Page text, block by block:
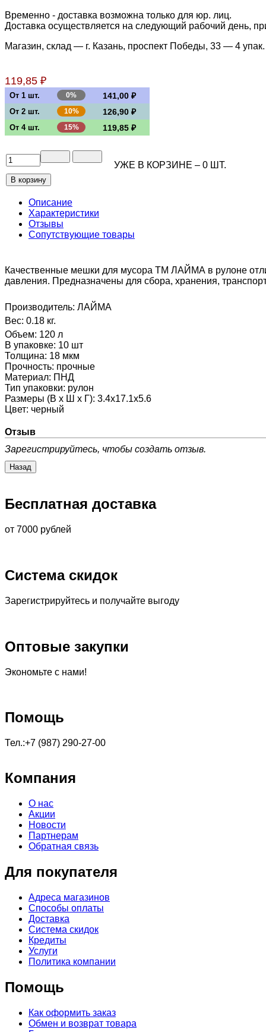
Временно - доставка возможна только для юр. лиц.
Доставка осуществляется на следующий рабочий день,
Магазин, склад — г. Казань, проспект Победы, 33 — 4 упак.
119,85 ₽
От 1 шт. 0% 141,00 ₽
От 2 шт. 10% 126,90 ₽
От 4 шт. 15% 119,85 ₽
УЖЕ В КОРЗИНЕ – 0 ШТ.
Описание
Характеристики
Отзывы
Сопутствующие товары
Качественные мешки для мусора ТМ ЛАЙМА в рулоне
давления. Предназначены для сбора, хранения,
Производитель: ЛАЙМА
Вес: 0.18 кг.
Объем: 120 л
В упаковке: 10 шт
Толщина: 18 мкм
Прочность: прочные
Материал: ПНД
Тип упаковки: рулон
Размеры (В х Ш х Г): 3.4x17.1x5.6
Цвет: черный
Отзыв
Зарегистрируйтесь, чтобы создать отзыв.
Бесплатная доставка
от 7000 рублей
Система скидок
Зарегистрируйтесь и получайте выгоду
Оптовые закупки
Экономьте с нами!
Помощь
Тел.:+7 (987) 290-27-00
Компания
О нас
Акции
Новости
Партнерам
Обратная связь
Для покупателя
Адреса магазинов
Способы оплаты
Доставка
Система скидок
Кредиты
Услуги
Политика компании
Помощь
Как оформить заказ
Обмен и возврат товара